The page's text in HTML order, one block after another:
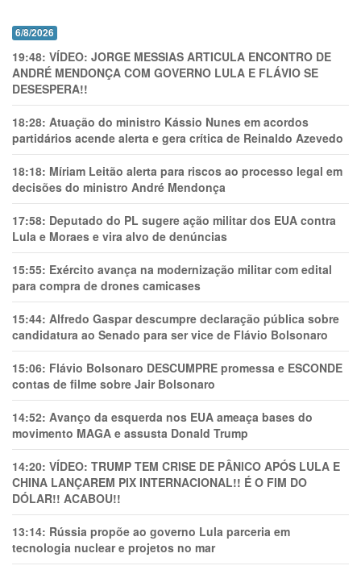
6/8/2026
19:48: VÍDEO: JORGE MESSIAS ARTICULA ENCONTRO DE
ANDRÉ MENDONÇA COM GOVERNO LULA E FLÁVIO SE
DESESPERA!!
18:28: Atuação do ministro Kássio Nunes em acordos
partidários acende alerta e gera crítica de Reinaldo Azevedo
18:18: Míriam Leitão alerta para riscos ao processo legal em
decisões do ministro André Mendonça
17:58: Deputado do PL sugere ação militar dos EUA contra
Lula e Moraes e vira alvo de denúncias
15:55: Exército avança na modernização militar com edital
para compra de drones camicases
15:44: Alfredo Gaspar descumpre declaração pública sobre
candidatura ao Senado para ser vice de Flávio Bolsonaro
15:06: Flávio Bolsonaro DESCUMPRE promessa e ESCONDE
contas de filme sobre Jair Bolsonaro
14:52: Avanço da esquerda nos EUA ameaça bases do
movimento MAGA e assusta Donald Trump
14:20: VÍDEO: TRUMP TEM CRlSE DE PÂNlCO APÓS LULA E
CHINA LANÇAREM PIX INTERNACIONAL!! É O FIM DO
DÓLAR!! ACABOU!!
13:14: Rússia propõe ao governo Lula parceria em
tecnologia nuclear e projetos no mar